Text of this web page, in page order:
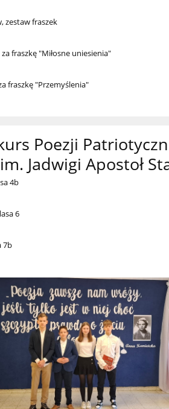
zestaw fraszek
fraszkę "Miłosne uniesienia"
fraszkę "Przemyślenia"
Poezji
Jadwigi Apostoł
4b
6
7b